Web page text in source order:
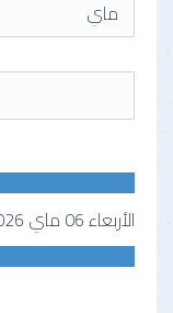
الأربعاء 06 ماي 2026